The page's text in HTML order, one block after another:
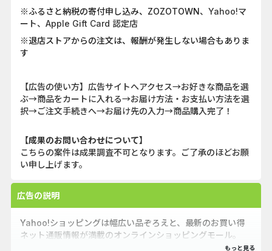
※ふるさと納税の寄付申し込み、ZOZOTOWN、Yahoo!マ
ート、Apple Gift Card 認定店
※退店ストアからの注文は、報酬が発生しない場合もありま
す
【広告の使い方】広告サイトへアクセス→お好きな商品を選
ぶ→商品をカートに入れる→お届け方法・お支払い方法を選
択→ご注文手続きへ→お届け先の入力→商品購入完了！
【成果のお問い合わせについて】
こちらの案件は成果調査不可となります。ご了承のほどお願
い申し上げます。
広告の説明
Yahoo!ショッピングは幅広い品ぞろえと、最新のお買い得
ネット通販情報が満載のオンラインショッピングモール。